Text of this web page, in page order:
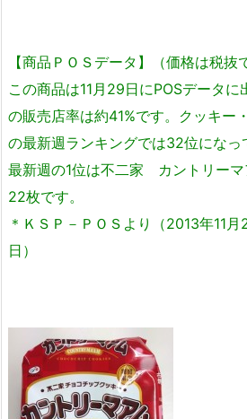
【商品ＰＯＳデータ】（価格は税抜
この商品は11月29日にPOSデータに
の販売店率は約41%です。クッキー
の最新週ランキングでは32位になっ
最新週の1位は不二家 カントリー
22枚です。
＊ＫＳＰ－ＰＯＳより（2013年11
日）